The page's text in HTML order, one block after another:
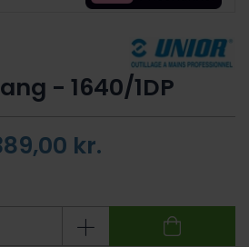
- 1640/1DP
kr.